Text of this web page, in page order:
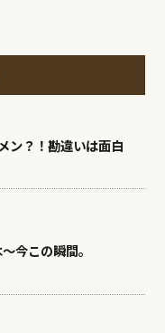
ン？！勘違いは面白
今この瞬間。